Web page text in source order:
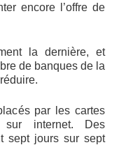
encore l’offre de
la dernière, et
de banques de la
par les cartes
internet. Des
sept jours sur sept